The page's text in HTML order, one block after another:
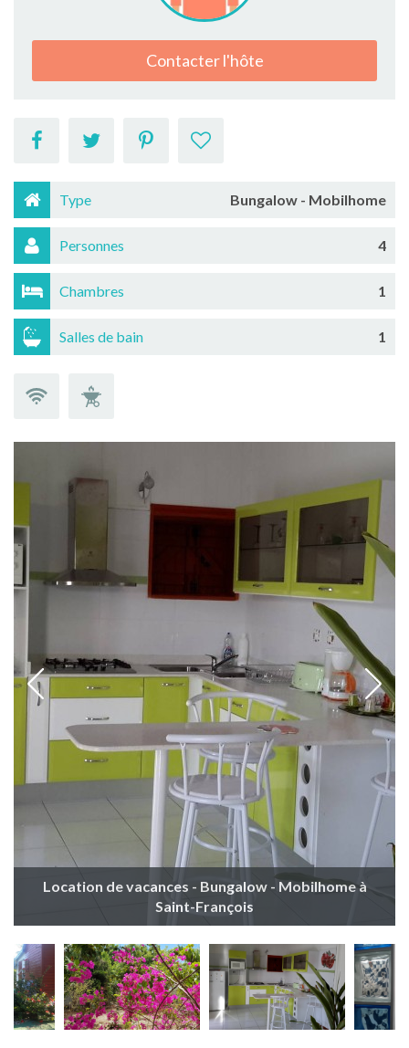
Contacter l'hôte
Type Bungalow - Mobilhome
Personnes 4
Chambres 1
Salles de bain 1
Location de vacances - Bungalow - Mobilhome à
Saint-François